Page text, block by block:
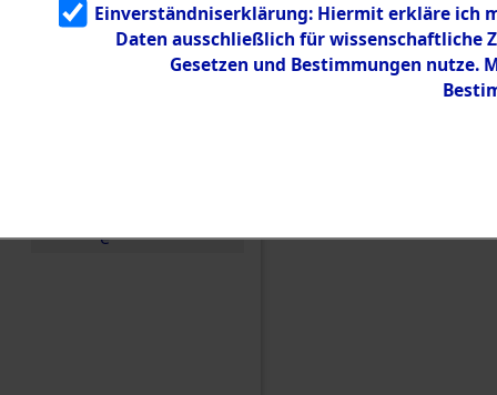
g
5.3.3
Todesmärsch
e
Einverständniserklärung: Hiermit erkläre ich
Daten ausschließlich für wissenschaftliche
Gesetzen und Bestimmungen nutze.